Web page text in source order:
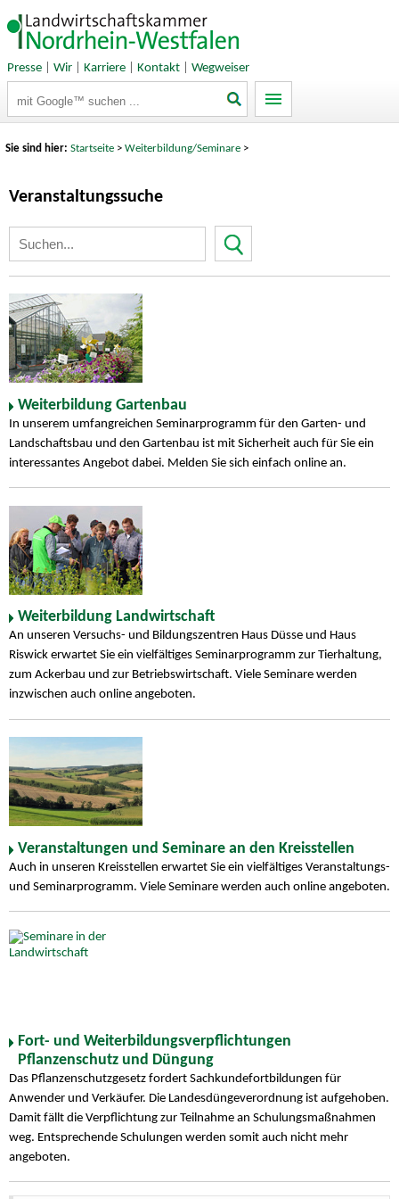
Presse| Wir| Karriere| Kontakt| Wegweiser
Sie sind hier:Startseite >Weiterbildung/Seminare >
Veranstaltungssuche
Weiterbildung Gartenbau
In unserem umfangreichen Seminarprogramm für den Garten- und
Landschaftsbau und den Gartenbau ist mit Sicherheit auch für Sie ein
interessantes Angebot dabei. Melden Sie sich einfach online an.
Weiterbildung Landwirtschaft
An unseren Versuchs- und Bildungszentren Haus Düsse und Haus
Riswick erwartet Sie ein vielfältiges Seminarprogramm zur Tierhaltung,
zum Ackerbau und zur Betriebswirtschaft. Viele Seminare werden
inzwischen auch online angeboten.
Veranstaltungen und Seminare an den Kreisstellen
Auch in unseren Kreisstellen erwartet Sie ein vielfältiges Veranstaltungs-
und Seminarprogramm. Viele Seminare werden auch online angeboten.
Fort- und Weiterbildungsverpflichtungen
Pflanzenschutz und Düngung
Das Pflanzenschutzgesetz fordert Sachkundefortbildungen für
Anwender und Verkäufer. Die Landesdüngeverordnung ist aufgehoben.
Damit fällt die Verpflichtung zur Teilnahme an Schulungsmaßnahmen
weg. Entsprechende Schulungen werden somit auch nicht mehr
angeboten.